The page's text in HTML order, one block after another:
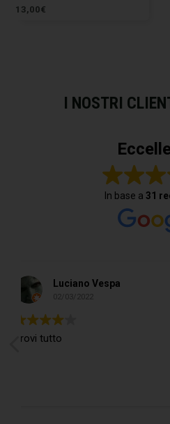
13,00€
I NOSTRI
In base a 31
Si